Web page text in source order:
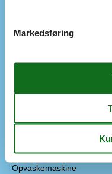
Koncepter
Udendørs ophold
Fryser
Køleskab
Opvaskemaskine
Markedsføring